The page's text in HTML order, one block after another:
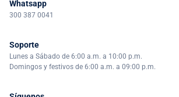
Whatsapp
300 387 0041
Soporte
Lunes a Sábado de 6:00 a.m. a 10:00 p.m.
Domingos y festivos de 6:00 a.m. a 09:00 p.m.